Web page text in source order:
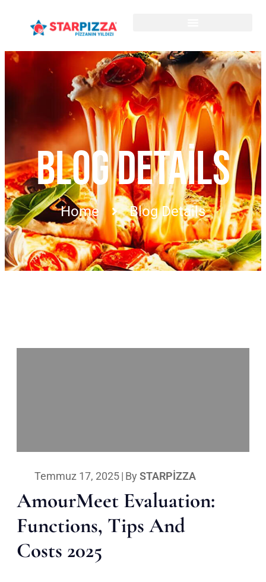
BLOG DETAILS
Home Blog Details
Temmuz 17, 2025| By STARPIZZA
AmourMeet Evaluation:
Functions, Tips And
Costs 2025